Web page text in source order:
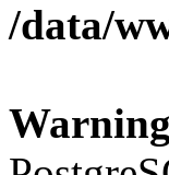
/data/
Warning